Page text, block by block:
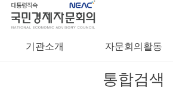
기관소개 자문회의활동
통합검색